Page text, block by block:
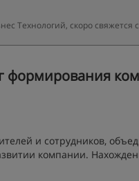
Технологий, скоро
формирования
и сотрудников,
компании.